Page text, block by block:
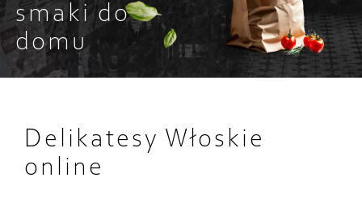
smaki do
domu
Delikatesy Włoskie
online